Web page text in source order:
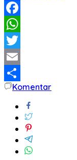
Facebook
WhatsApp
Twitter
Email
Share
Komentar